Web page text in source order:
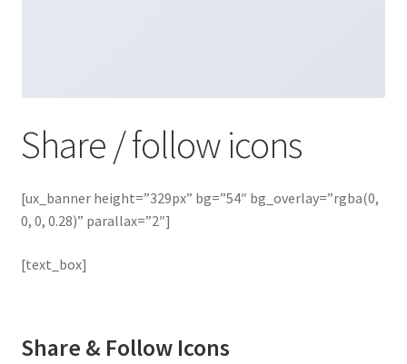
Share / follow icons
[ux_banner height=”329px” bg=”54″ bg_overlay=”rgba(0,
0, 0, 0.28)” parallax=”2″]
[text_box]
Share & Follow Icons